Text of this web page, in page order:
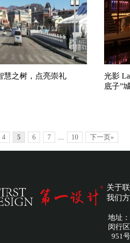
慧之树，点亮崇礼
光影
底子”
4 5 6 7 ... 10 下一页»
关于
我们
地址
闵行
951